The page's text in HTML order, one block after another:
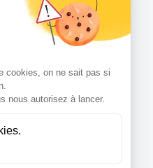
Consentement :
cookies, on ne sait pas si
nous autorisez à lancer.